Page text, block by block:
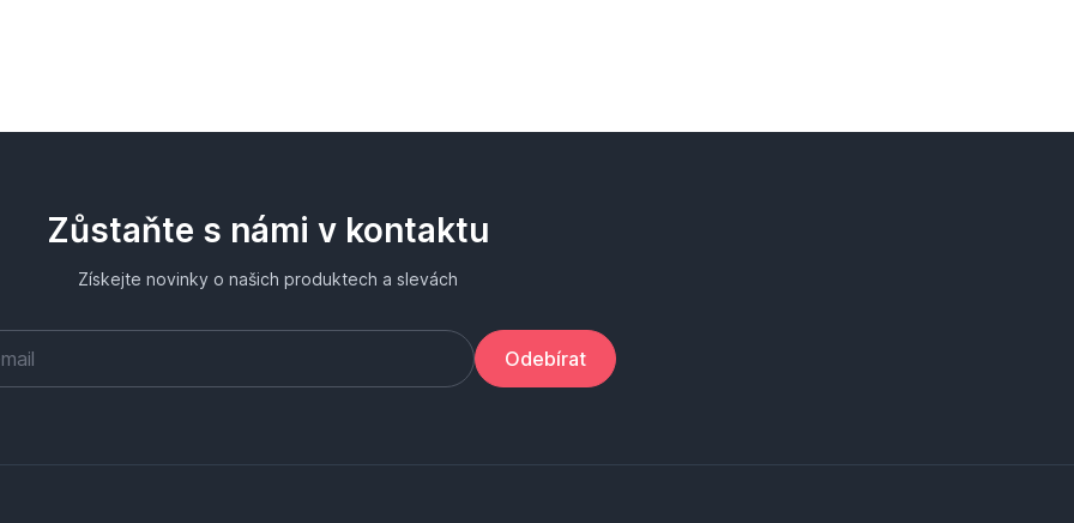
Zůstaňte s námi v kontaktu
Získejte novinky o našich produktech a slevách
Odebírat